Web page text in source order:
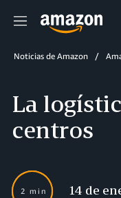
Menú
Noticias de Amazon
La
centros
2 min 14 de